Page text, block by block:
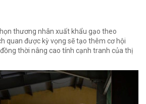
thương nhân xuất khẩu gạo theo
quan được kỳ vọng sẽ tạo thêm cơ hội
thời nâng cao tính cạnh tranh của thị